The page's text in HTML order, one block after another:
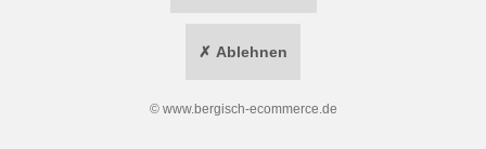
✗ Ablehnen
© www.bergisch-ecommerce.de